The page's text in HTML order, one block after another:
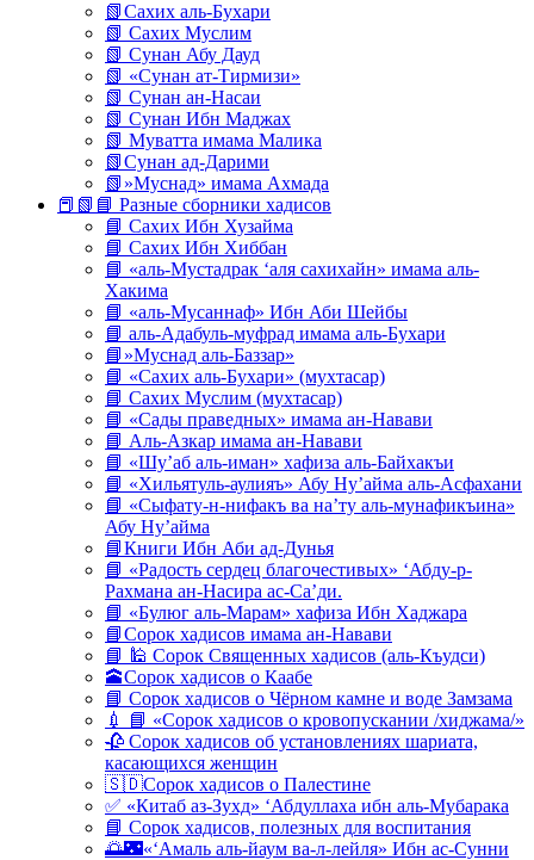
📗Сахих аль-Бухари
📗 Сахих Муслим
📗 Сунан Абу Дауд
📗 «Сунан ат-Тирмизи»
📗 Сунан ан-Насаи
📗 Сунан Ибн Маджах
📗 Муватта имама Малика
📗Сунан ад-Дарими
📗»Муснад» имама Ахмада
📕📗📘 Разные сборники хадисов
📘 Сахих Ибн Хузайма
📘 Сахих Ибн Хиббан
📘 «аль-Мустадрак ‘аля сахихайн» имама аль-
Хакима
📘 «аль-Мусаннаф» Ибн Аби Шейбы
📘 аль-Адабуль-муфрад имама аль-Бухари
📘»Муснад аль-Баззар»
📘 «Сахих аль-Бухари» (мухтасар)
📘 Сахих Муслим (мухтасар)
📘 «Сады праведных» имама ан-Навави
📘 Аль-Азкар имама ан-Навави
📘 «Шу’аб аль-иман» хафиза аль-Байхакъи
📘 «Хильятуль-аулияъ» Абу Ну’айма аль-Асфахани
📘 «Сыфату-н-нифакъ ва на’ту аль-мунафикъина»
Абу Ну’айма
📘Книги Ибн Аби ад-Дунья
📘 «Радость сердец благочестивых» ‘Абду-р-
Рахмана ан-Насира ас-Са’ди.
📘 «Булюг аль-Марам» хафиза Ибн Хаджара
📘Сорок хадисов имама ан-Навави
📘 🕌 Сорок Священных хадисов (аль-Къудси)
🕋Сорок хадисов о Каабе
📘 Сорок хадисов о Чёрном камне и воде Замзама
💉 📘 «Сорок хадисов о кровопускании /хиджама/»
🥀 Сорок хадисов об установлениях шариата,
касающихся женщин
🇸🇩Сорок хадисов о Палестине
✅ «Китаб аз-Зухд» ‘Абдуллаха ибн аль-Мубарака
📘 Сорок хадисов, полезных для воспитания
🌅🌃«‘Амаль аль-йаум ва-л-лейля» Ибн ас-Сунни